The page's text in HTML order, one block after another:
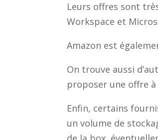
Leurs offres sont
Workspace et
Amazon est
On trouve aussi
proposer une offre
Enfin, certains
un volume de